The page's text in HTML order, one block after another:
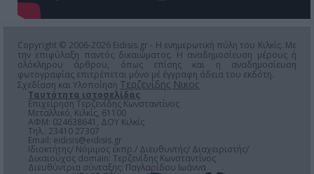
Copyright © 2006-2026 Eidisis.gr - Η ενημερωτική πύλη του Κιλκίς. Με
την επιφύλαξη παντός δικαιώματος. Η αναδημοσίευση μέρους ή
ολόκληρου άρθρου, όπως επίσης και η αναδημοσίευση
φωτογραφίας επιτρέπεται μόνο μέ έγγραφη άδεια του εκδότη.
Σχεδίαση και Υλοποίηση Τερζενίδης Νικος
Ταυτότητα ιστοσελίδας
Επιχείρηση Τερζενίδης Κωνσταντίνος
Μεταλλικό, Κιλκίς, 61100
ΑΦΜ: 024638641, ΔΟΥ Κιλκίς
Τηλ.: 23410 27307
Email: eidisis@eidisis.gr
Ιδιοκτήτης/ Νόμιμος εκπρ./ Διευθυντής/ Διαχειριστής/
Δικαιούχος domain: Τερζενίδης Κωνσταντίνος
Διευθύντρια σύνταξης: Παγλαρίδου Ιωάννα